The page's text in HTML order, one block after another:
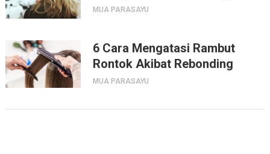
MUA PARASAYU
6 Cara Mengatasi Rambut
Rontok Akibat Rebonding
MUA PARASAYU